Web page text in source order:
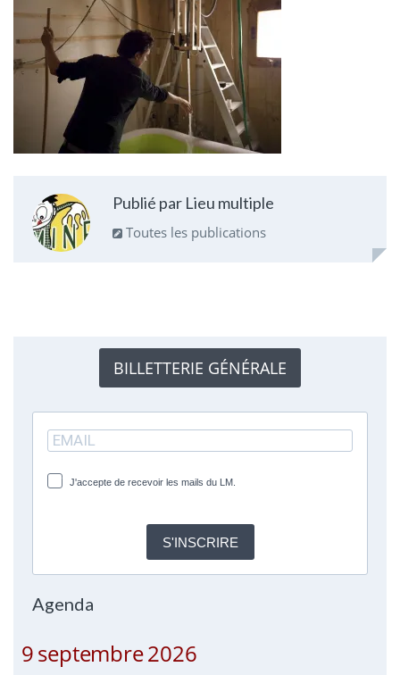
Publié par Lieu multiple
Toutes les publications
BILLETTERIE GÉNÉRALE
J'accepte de recevoir les mails du LM.
S'INSCRIRE
Agenda
9 septembre 2026